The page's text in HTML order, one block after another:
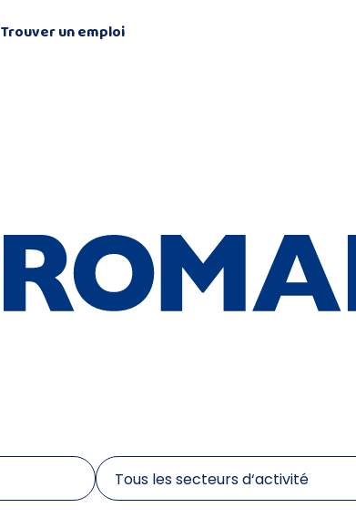
Trouver un emploi
Tous les secteurs d‘activité